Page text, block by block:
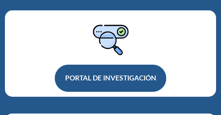
PORTAL DE INVESTIGACIÓN